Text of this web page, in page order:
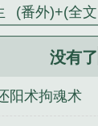
(番外)+(全
遇雨笔趣阁
张国亮小说全
建国笔趣阁
没有了
阳术拘魂术